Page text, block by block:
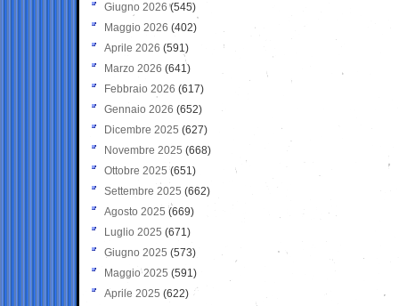
Giugno 2026 (545)
Maggio 2026 (402)
Aprile 2026 (591)
Marzo 2026 (641)
Febbraio 2026 (617)
Gennaio 2026 (652)
Dicembre 2025 (627)
Novembre 2025 (668)
Ottobre 2025 (651)
Settembre 2025 (662)
Agosto 2025 (669)
Luglio 2025 (671)
Giugno 2025 (573)
Maggio 2025 (591)
Aprile 2025 (622)